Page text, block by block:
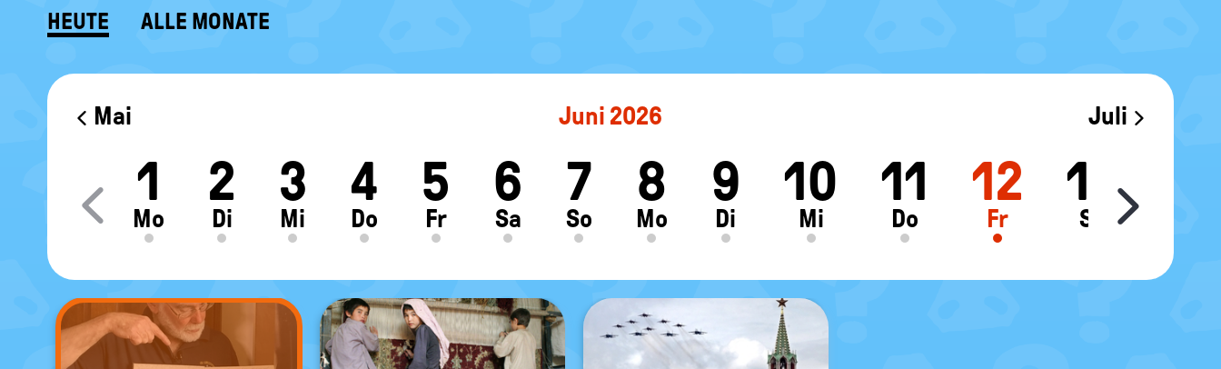
HEUTE ALLE MONATE
KALENDER Juni 2026
Mai Juli
1
Mo
2
Di
3
Mi
4
Do
5
Fr
6
Sa
7
So
8
Mo
9
Di
10
Mi
11
Do
12
Fr
13
Sa
Move slider content left Move